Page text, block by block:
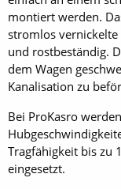
montiert werden.
stromlos
und rostbeständig.
dem Wagen
Kanalisation zu
Bei ProKasro
Tragfähigkeit bis zu
eingesetzt.